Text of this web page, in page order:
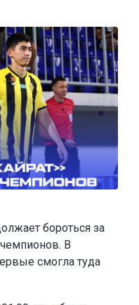
бороться за
В
смогла туда